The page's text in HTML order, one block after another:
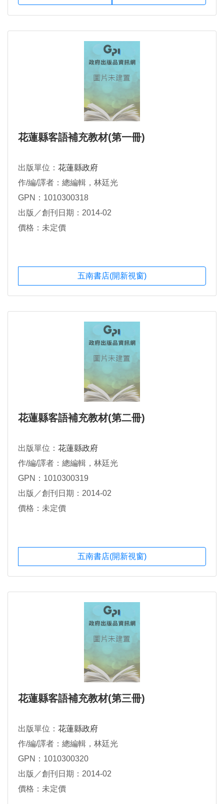
花蓮縣客語補充教材(第一冊)
出版單位： 花蓮縣政府
作/編/譯者：總編輯，林廷光
GPN：1010300318
出版／創刊日期：2014-02
價格：未定價
五南書店(開新視窗)
花蓮縣客語補充教材(第二冊)
出版單位： 花蓮縣政府
作/編/譯者：總編輯，林廷光
GPN：1010300319
出版／創刊日期：2014-02
價格：未定價
五南書店(開新視窗)
花蓮縣客語補充教材(第三冊)
出版單位： 花蓮縣政府
作/編/譯者：總編輯，林廷光
GPN：1010300320
出版／創刊日期：2014-02
價格：未定價